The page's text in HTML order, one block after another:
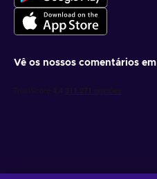
Vê os nossos comentários em